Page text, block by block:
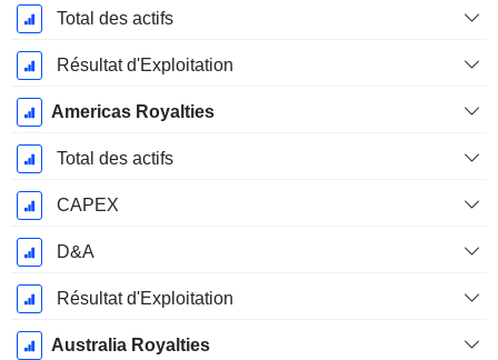
Total des actifs
Résultat d'Exploitation
Americas Royalties
Total des actifs
CAPEX
D&A
Résultat d'Exploitation
Australia Royalties